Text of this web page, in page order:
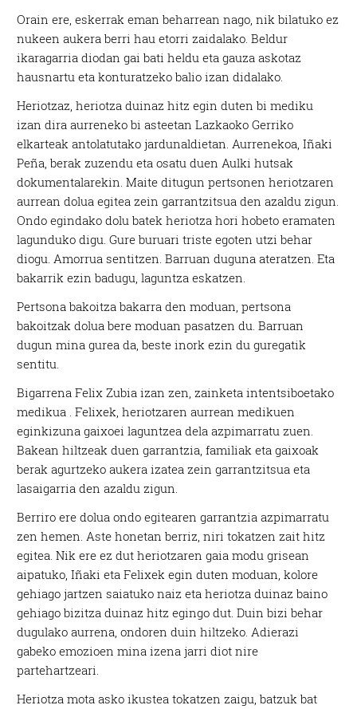
Orain ere, eskerrak eman beharrean nago, nik bilatuko ez
nukeen aukera berri hau etorri zaidalako. Beldur
ikaragarria diodan gai bati heldu eta gauza askotaz
hausnartu eta konturatzeko balio izan didalako.
Heriotzaz, heriotza duinaz hitz egin duten bi mediku
izan dira aurreneko bi asteetan Lazkaoko Gerriko
elkarteak antolatutako jardunaldietan. Aurrenekoa, Iñaki
Peña, berak zuzendu eta osatu duen Aulki hutsak
dokumentalarekin. Maite ditugun pertsonen heriotzaren
aurrean dolua egitea zein garrantzitsua den azaldu zigun.
Ondo egindako dolu batek heriotza hori hobeto eramaten
lagunduko digu. Gure buruari triste egoten utzi behar
diogu. Amorrua sentitzen. Barruan duguna ateratzen. Eta
bakarrik ezin badugu, laguntza eskatzen.
Pertsona bakoitza bakarra den moduan, pertsona
bakoitzak dolua bere moduan pasatzen du. Barruan
dugun mina gurea da, beste inork ezin du guregatik
sentitu.
Bigarrena Felix Zubia izan zen, zainketa intentsiboetako
medikua . Felixek, heriotzaren aurrean medikuen
eginkizuna gaixoei laguntzea dela azpimarratu zuen.
Bakean hiltzeak duen garrantzia, familiak eta gaixoak
berak agurtzeko aukera izatea zein garrantzitsua eta
lasaigarria den azaldu zigun.
Berriro ere dolua ondo egitearen garrantzia azpimarratu
zen hemen. Aste honetan berriz, niri tokatzen zait hitz
egitea. Nik ere ez dut heriotzaren gaia modu grisean
aipatuko, Iñaki eta Felixek egin duten moduan, kolore
gehiago jartzen saiatuko naiz eta heriotza duinaz baino
gehiago bizitza duinaz hitz egingo dut. Duin bizi behar
dugulako aurrena, ondoren duin hiltzeko. Adierazi
gabeko emozioen mina izena jarri diot nire
partehartzeari.
Heriotza mota asko ikustea tokatzen zaigu, batzuk bat